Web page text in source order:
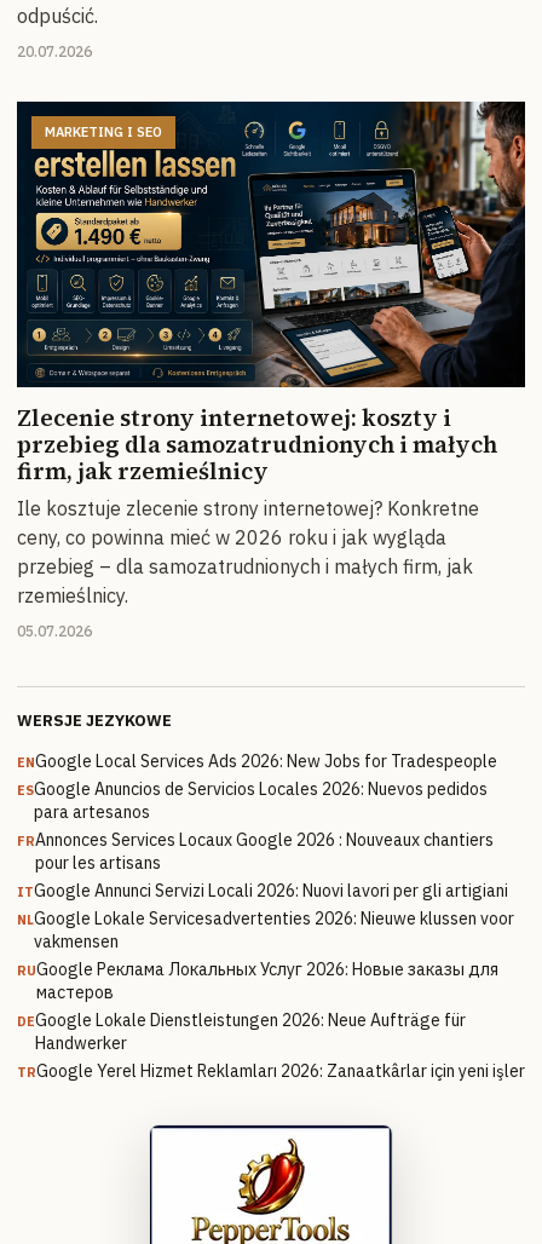
odpuścić.
20.07.2026
MARKETING I SEO
Zlecenie strony internetowej: koszty i
przebieg dla samozatrudnionych i małych
firm, jak rzemieślnicy
Ile kosztuje zlecenie strony internetowej? Konkretne
ceny, co powinna mieć w 2026 roku i jak wygląda
przebieg – dla samozatrudnionych i małych firm, jak
rzemieślnicy.
05.07.2026
WERSJE JEZYKOWE
ENGoogle Local Services Ads 2026: New Jobs for Tradespeople
ESGoogle Anuncios de Servicios Locales 2026: Nuevos pedidos
para artesanos
FRAnnonces Services Locaux Google 2026 : Nouveaux chantiers
pour les artisans
ITGoogle Annunci Servizi Locali 2026: Nuovi lavori per gli artigiani
NLGoogle Lokale Servicesadvertenties 2026: Nieuwe klussen voor
vakmensen
RUGoogle Реклама Локальных Услуг 2026: Новые заказы для
мастеров
DEGoogle Lokale Dienstleistungen 2026: Neue Aufträge für
Handwerker
TRGoogle Yerel Hizmet Reklamları 2026: Zanaatkârlar için yeni işler